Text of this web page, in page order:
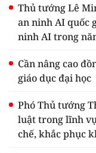
Thủ tướng Lê
an ninh AI quốc
ninh AI trong
Cần nâng cao
giáo dục đại học
Phó Thủ tướng
luật trong lĩnh
chế, khắc phục